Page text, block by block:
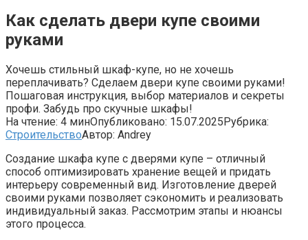
Как сделать двери купе своими
руками
Хочешь стильный шкаф-купе, но не хочешь
переплачивать? Сделаем двери купе своими руками!
Пошаговая инструкция, выбор материалов и секреты
профи. Забудь про скучные шкафы!
На чтение: 4 минОпубликовано: 15.07.2025Рубрика:
СтроительствоАвтор: Andrey
Создание шкафа купе с дверями купе – отличный
способ оптимизировать хранение вещей и придать
интерьеру современный вид. Изготовление дверей
своими руками позволяет сэкономить и реализовать
индивидуальный заказ. Рассмотрим этапы и нюансы
этого процесса.